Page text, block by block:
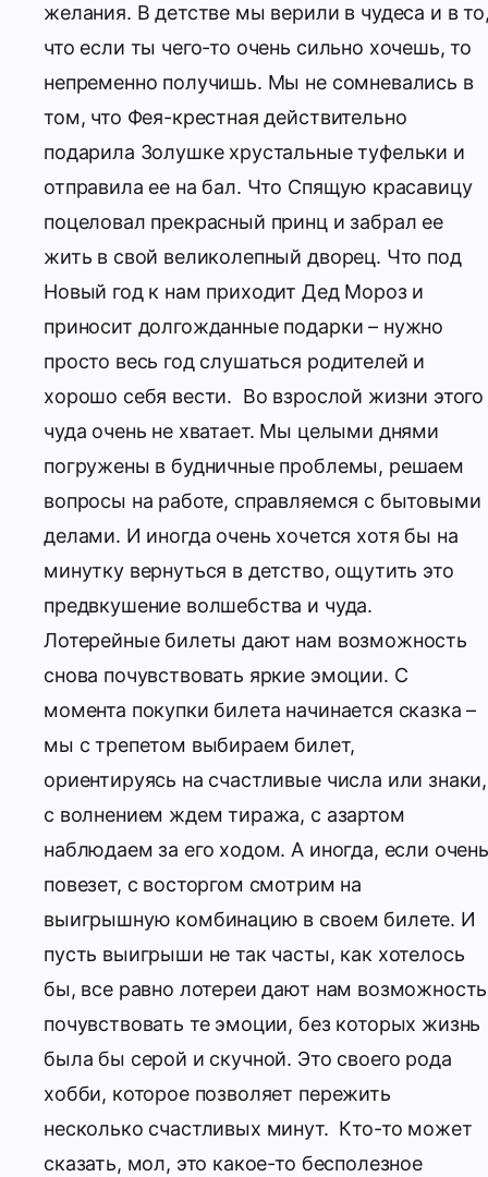
желания. В детстве мы верили в чудеса и в
что если ты чего-то очень сильно хочешь, то
непременно получишь. Мы не сомневались в
том, что Фея-крестная действительно
подарила Золушке хрустальные туфельки и
отправила ее на бал. Что Спящую красавицу
поцеловал прекрасный принц и забрал ее
жить в свой великолепный дворец. Что под
Новый год к нам приходит Дед Мороз и
приносит долгожданные подарки – нужно
просто весь год слушаться родителей и
хорошо себя вести. Во взрослой жизни этого
чуда очень не хватает. Мы целыми днями
погружены в будничные проблемы, решаем
вопросы на работе, справляемся с бытовыми
делами. И иногда очень хочется хотя бы на
минутку вернуться в детство, ощутить это
предвкушение волшебства и чуда.
Лотерейные билеты дают нам возможность
снова почувствовать яркие эмоции. С
момента покупки билета начинается сказка –
мы с трепетом выбираем билет,
ориентируясь на счастливые числа или знаки,
с волнением ждем тиража, с азартом
наблюдаем за его ходом. А иногда, если очень
повезет, с восторгом смотрим на
выигрышную комбинацию в своем билете. И
пусть выигрыши не так часты, как хотелось
бы, все равно лотереи дают нам возможность
почувствовать те эмоции, без которых жизнь
была бы серой и скучной. Это своего рода
хобби, которое позволяет пережить
несколько счастливых минут. Кто-то может
сказать, мол, это какое-то бесполезное